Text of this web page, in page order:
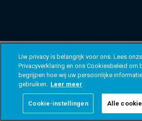
Uw privacy is belangrijk voor ons. Lees onze
Privacyverklaring en ons Cookiesbeleid om
begrijpen hoe wij uw persoonlijke informatie
gebruiken. Leer meer
Cookie-instellingen Alle